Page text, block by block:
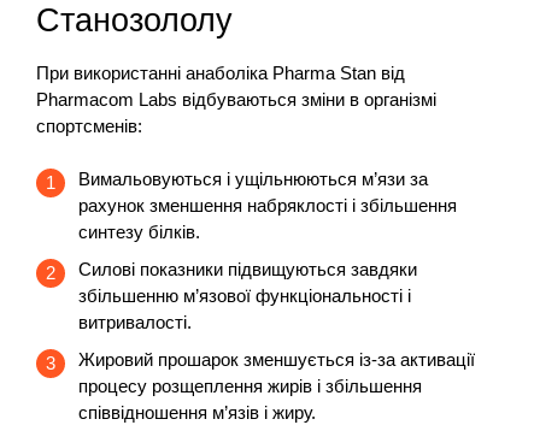
Станозололу
При використанні анаболіка Pharma Stan від
Pharmacom Labs відбуваються зміни в організмі
спортсменів:
Вимальовуються і ущільнюються м’язи за
рахунок зменшення набряклості і збільшення
синтезу білків.
Силові показники підвищуються завдяки
збільшенню м’язової функціональності і
витривалості.
Жировий прошарок зменшується із-за активації
процесу розщеплення жирів і збільшення
співвідношення м’язів і жиру.